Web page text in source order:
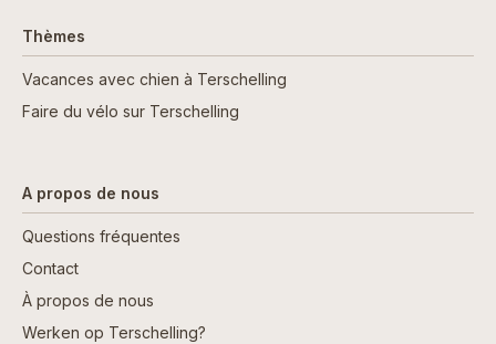
Thèmes
Vacances avec chien à Terschelling
Faire du vélo sur Terschelling
A propos de nous
Questions fréquentes
Contact
À propos de nous
Werken op Terschelling?